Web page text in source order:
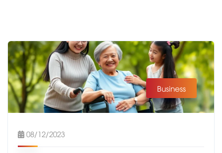
Business
08/12/2023